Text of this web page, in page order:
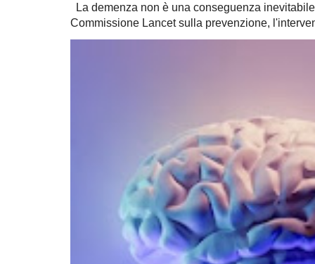
La demenza non è una conseguenza
Commissione Lancet sulla prevenzione,